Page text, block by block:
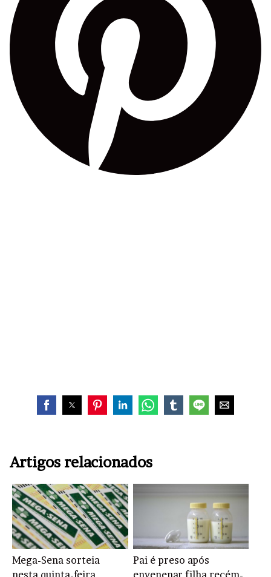
Artigos relacionados
Mega-Sena sorteia
nesta quinta-feira
Pai é preso após
envenenar filha recém-